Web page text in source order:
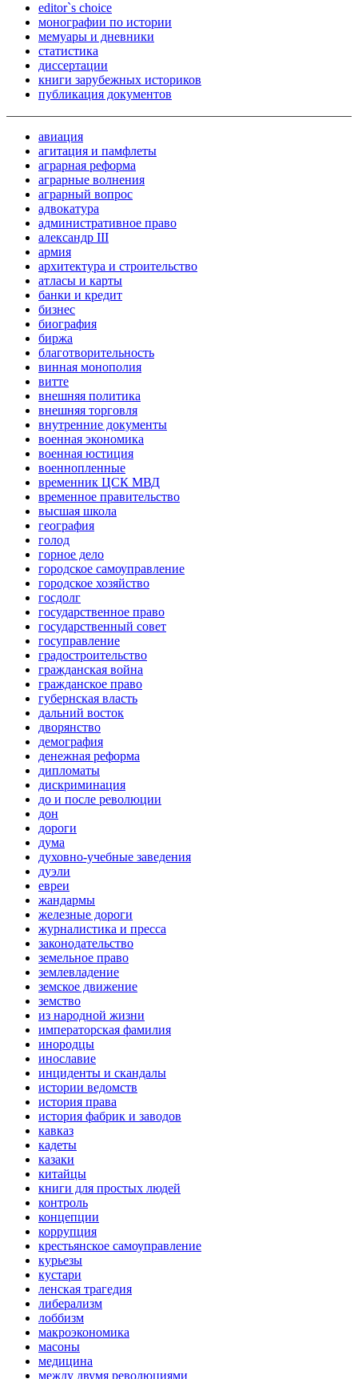
editor`s choice
монографии по истории
мемуары и дневники
статистика
диссертации
книги зарубежных историков
публикация документов
авиация
агитация и памфлеты
аграрная реформа
аграрные волнения
аграрный вопрос
адвокатура
административное право
александр III
армия
архитектура и строительство
атласы и карты
банки и кредит
бизнес
биография
биржа
благотворительность
винная монополия
витте
внешняя политика
внешняя торговля
внутренние документы
военная экономика
военная юстиция
военнопленные
временник ЦСК МВД
временное правительство
высшая школа
география
голод
горное дело
городское самоуправление
городское хозяйство
госдолг
государственное право
государственный совет
госуправление
градостроительство
гражданская война
гражданское право
губернская власть
дальний восток
дворянство
демография
денежная реформа
дипломаты
дискриминация
до и после революции
дон
дороги
дума
духовно-учебные заведения
дуэли
евреи
жандармы
железные дороги
журналистика и пресса
законодательство
земельное право
землевладение
земское движение
земство
из народной жизни
императорская фамилия
инородцы
инославие
инциденты и скандалы
истории ведомств
история права
история фабрик и заводов
кавказ
кадеты
казаки
китайцы
книги для простых людей
контроль
концепции
коррупция
крестьянское самоуправление
курьезы
кустари
ленская трагедия
либерализм
лоббизм
макроэкономика
масоны
медицина
между двумя революциями